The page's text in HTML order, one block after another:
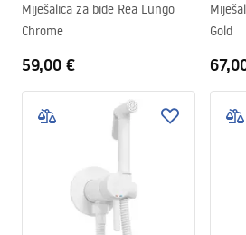
Miješalica za bide Rea Lungo
Chrome
59,00 €
Gold